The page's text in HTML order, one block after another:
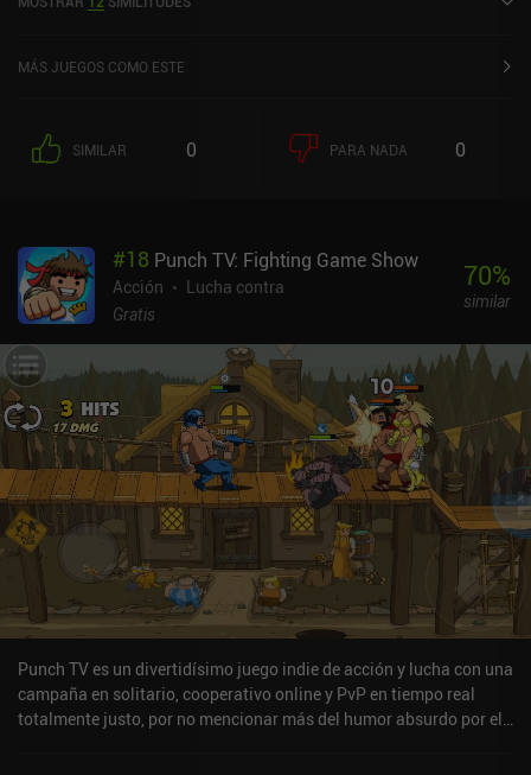
Google Play y de 3,6 sobre 5,0 en la App Store de iOS.
MÁS JUEGOS COMO ESTE
SIMILAR 0 PARA NADA 0
#18 Punch TV: Fighting Game Show
Acción
Lucha contra
Gratis
70%
similar
Punch TV es un divertidísimo juego indie de acción y lucha con una
campaña en solitario, cooperativo online y PvP en tiempo real
totalmente justo, por no mencionar más del humor absurdo por el